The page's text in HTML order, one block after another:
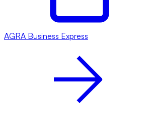
AGRA Business Express